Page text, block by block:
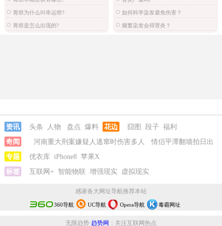
胃癌为什么叫幸运癌?
胃癌是怎么出现的?
如何科学染发避免伤害？
频繁染发会得肾炎？
资讯 头条 人物 盘点 爆料 花边 囧图 段子 福利
奇闻
河南重大刑案嫌疑人逃窜时伤害多人
情侣平潭翻墙拍日出
坠崖
专题 优衣库 iPhone8 苹果X
标签
互联网+ 智能物联 增强现实 虚拟现实
感谢各大网址导航推荐本站
360导航 UC导航 Opera导航 毒霸网址
无限趋势·趋势网 ：关注互联网热点